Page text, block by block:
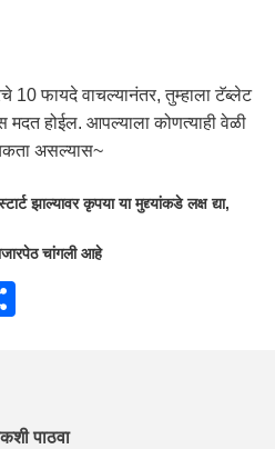
10 फायदे वाचल्यानंतर, तुम्हाला टॅब्लेट
होईल. आपल्याला कोणत्याही वेळी
असल्यास~
झाल्यावर कृपया या मुद्द्यांकडे लक्ष द्या,
चांगली आहे
पाठवा